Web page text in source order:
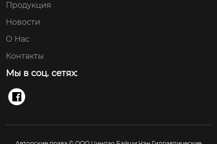
Продукция
Новости
О Нас
Контакты
Мы в соц. сетях:
